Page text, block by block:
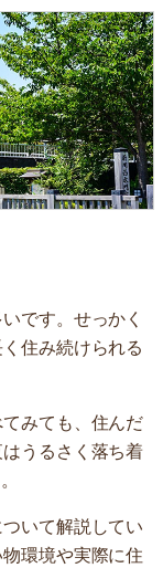
です。せっかく
住み続けられる
みても、住んだ
うるさく落ち着
いて解説してい
環境や実際に住